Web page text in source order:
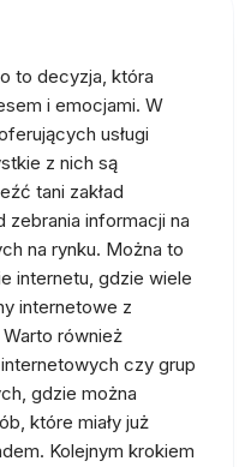
to decyzja, która
i emocjami. W
usługi
z nich są
tani zakład
informacji na
na rynku. Można to
internetu, gdzie wiele
internetowe z
również
czy grup
gdzie można
które miały już
Kolejnym krokiem